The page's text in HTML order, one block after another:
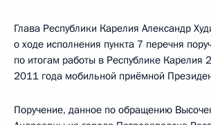
Глава Республики Карелия Александр
о ходе исполнения пункта 7 перечня
по итогам работы в Республике Карелия
2011 года мобильной приёмной
Поручение, данное по обращению